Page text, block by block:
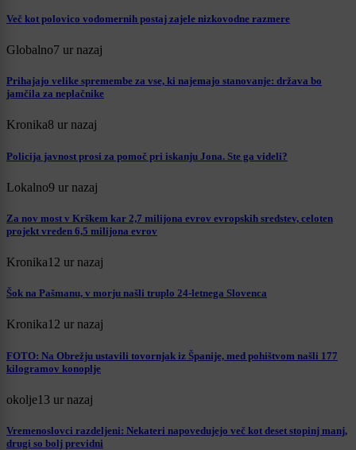
Več kot polovico vodomernih postaj zajele nizkovodne razmere
Globalno7 ur nazaj
Prihajajo velike spremembe za vse, ki najemajo stanovanje: država bo
jamčila za neplačnike
Kronika8 ur nazaj
Policija javnost prosi za pomoč pri iskanju Jona. Ste ga videli?
Lokalno9 ur nazaj
Za nov most v Krškem kar 2,7 milijona evrov evropskih sredstev, celoten
projekt vreden 6,5 milijona evrov
Kronika12 ur nazaj
Šok na Pašmanu, v morju našli truplo 24-letnega Slovenca
Kronika12 ur nazaj
FOTO: Na Obrežju ustavili tovornjak iz Španije, med pohištvom našli 177
kilogramov konoplje
okolje13 ur nazaj
Vremenoslovci razdeljeni: Nekateri napovedujejo več kot deset stopinj manj,
drugi so bolj previdni